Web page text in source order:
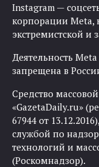
Instagram —
корпорации Meta,
экстремистской и
Деятельность
запрещена в
Средство
«GazetaDaily.ru»
67944 от
службой по
технологий и
(Роскомнадзор).